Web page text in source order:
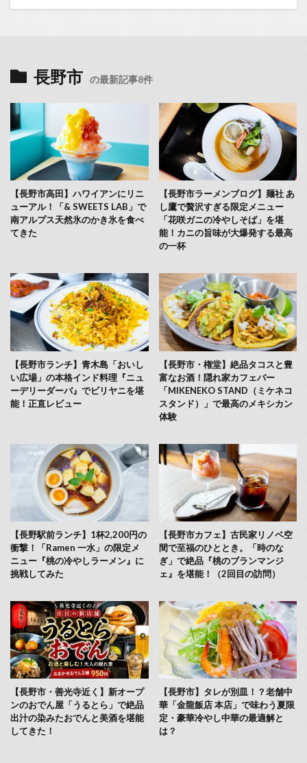
長野市 の最新記事8件
【長野市高田】ハワイアンにリニ
ューアル！「& SWEETS LAB」で
南アルプス天然氷のかき氷を食べ
てきた
【長野市ラーメンブログ】麺社 あ
し鷹で贅沢すぎる限定メニュー
「花咲ガニの冷やしそば」を堪
能！カニの旨味が大爆発する最高
の一杯
【長野市ランチ】青木島「おいし
い広場」の本格インド料理『ニュ
ーデリーダーバ』でビリヤニを堪
能！正直レビュー
【長野市・権堂】絶品タコスと豊
富なお酒！隠れ家カフェバー
「MIKENEKO STAND（ミケネコ
スタンド）」で最高のメキシカン
体験
【長野駅前ランチ】1杯2,200円の
衝撃！「Ramen 一水」の限定メ
ニュー『桃の冷やしラーメン』に
挑戦してみた
【長野市カフェ】古民家リノベ空
間で至福のひととき。「時のな
ぎ」で絶品『桃のブランマンジ
ェ』を堪能！（2回目の訪問）
【長野市・善光寺近く】新オープ
ンのおでん屋「うるとら」で絶品
出汁の染みたおでんと美酒を堪能
してきた！
【長野市】タレが別皿！？老舗中
華「金龍飯店 本店」で味わう夏限
定・豪華冷やし中華の最適解と
は？